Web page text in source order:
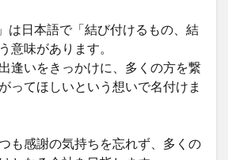
は日本語で「結び付けるもの、結
意味があります。
逢いをきっかけに、多くの方を繋
ってほしいという想いで名付けま
も感謝の気持ちを忘れず、多くの